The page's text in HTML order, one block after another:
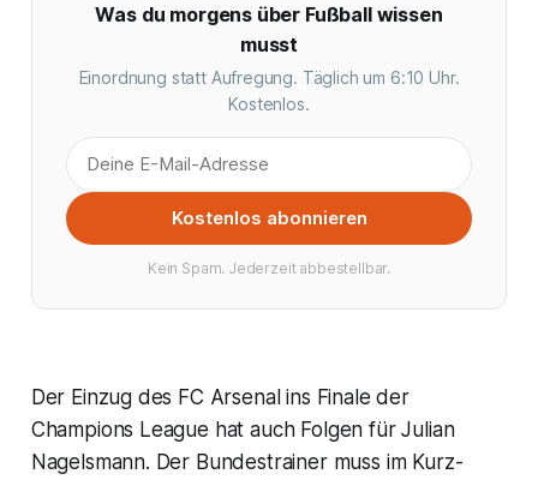
Was du morgens über Fußball wissen
musst
Einordnung statt Aufregung. Täglich um 6:10 Uhr.
Kostenlos.
Kostenlos abonnieren
Kein Spam. Jederzeit abbestellbar.
Der Einzug des FC Arsenal ins Finale der
Champions League hat auch Folgen für Julian
Nagelsmann. Der Bundestrainer muss im Kurz-